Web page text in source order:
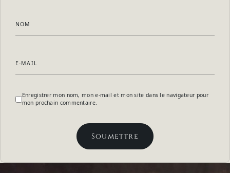
NOM
E-MAIL
Enregistrer mon nom, mon e-mail et mon site dans le navigateur pour
mon prochain commentaire.